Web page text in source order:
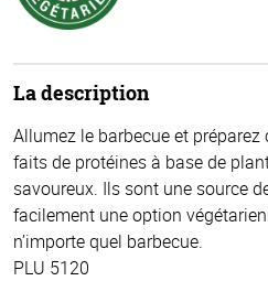
La description
Allumez le barbecue et préparez
faits de protéines à base de
savoureux. Ils sont une source
facilement une option
n’importe quel barbecue.
PLU 5120